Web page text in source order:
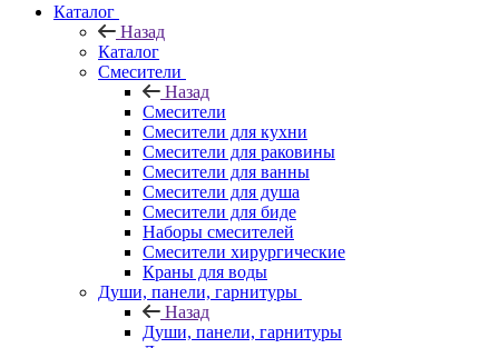
Каталог
Назад
Каталог
Смесители
Назад
Смесители
Смесители для кухни
Смесители для раковины
Смесители для ванны
Смесители для душа
Смесители для биде
Наборы смесителей
Смесители хирургические
Краны для воды
Души, панели, гарнитуры
Назад
Души, панели, гарнитуры